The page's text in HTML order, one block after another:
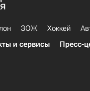
ЗОЖ Хоккей
и сервисы Пресс-